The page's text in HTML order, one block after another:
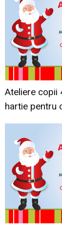
Ateliere copii
hartie pentru